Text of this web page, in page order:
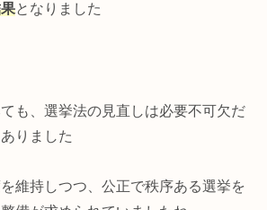
となりました
も、選挙法の見直しは必要不可欠だ
りました
維持しつつ、公正で秩序ある選挙を